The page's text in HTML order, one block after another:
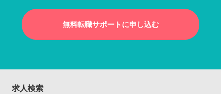
無料転職サポートに申し込む
求人検索